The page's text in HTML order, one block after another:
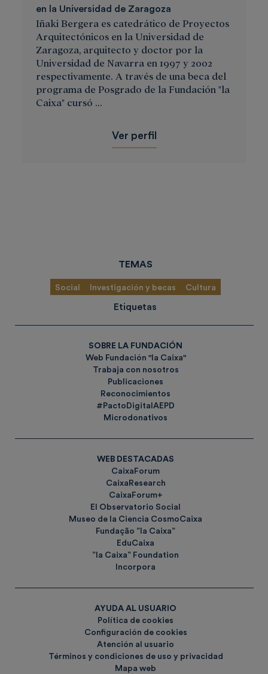
en la Universidad de Zaragoza
Iñaki Bergera es catedrático de Proyectos
Arquitectónicos en la Universidad de
Zaragoza, arquitecto y doctor por la
Universidad de Navarra en 1997 y 2002
respectivamente. A través de una beca del
programa de Posgrado de la Fundación "la
Caixa" cursó ...
Ver perfil
TEMAS
Social Investigación y becas Cultura
Etiquetas
SOBRE LA FUNDACIÓN
Web Fundación "la Caixa"
Trabaja con nosotros
Publicaciones
Reconocimientos
#PactoDigitalAEPD
Microdonativos
WEB DESTACADAS
CaixaForum
CaixaResearch
CaixaForum+
El Observatorio Social
Museo de la Ciencia CosmoCaixa
Fundação ”la Caixa”
EduCaixa
”la Caixa” Foundation
Incorpora
AYUDA AL USUARIO
Política de cookies
Configuración de cookies
Atención al usuario
Términos y condiciones de uso y privacidad
Mapa web